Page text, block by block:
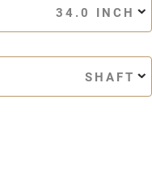
34.0 INCH
SHAFT